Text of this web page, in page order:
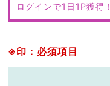
ログインで1日1P獲得！
※印：必須項目